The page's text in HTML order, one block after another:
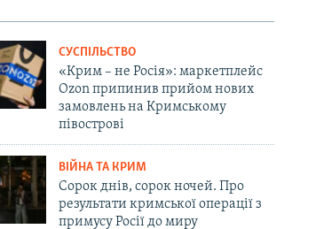
СУСПІЛЬСТВО
«Крим – не Росія»: маркетплейс
Ozon припинив прийом нових
замовлень на Кримському
півострові
ВІЙНА ТА КРИМ
Сорок днів, сорок ночей. Про
результати кримської операції з
примусу Росії до миру